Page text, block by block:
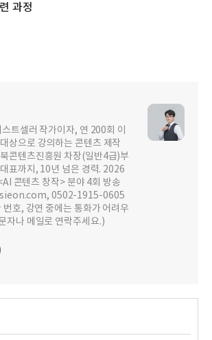
과정
트셀러 작가이자, 연 200회 이
상으로 강의하는 콘텐츠 제작
콘텐츠진흥원 차장(일반4급)부
표까지, 10년 넘은 경력. 2026
콘텐츠 창작> 분야 4회 방송
0502-1915-0605
번호, 강연 중에는 통화가 어려우
자나 메일로 연락주세요.)